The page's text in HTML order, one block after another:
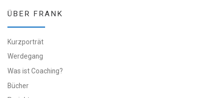
ÜBER FRANK
Kurzporträt
Werdegang
Was ist Coaching?
Bücher